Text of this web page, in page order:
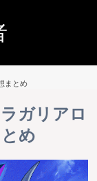
まとめ
ガリアロ
め